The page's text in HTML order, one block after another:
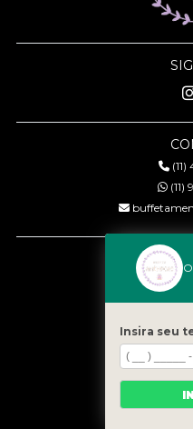
(11)
Insira seu